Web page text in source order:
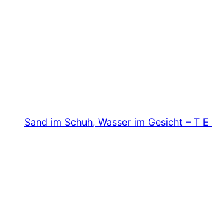
Sand im Schuh, Wasser im Gesicht – T